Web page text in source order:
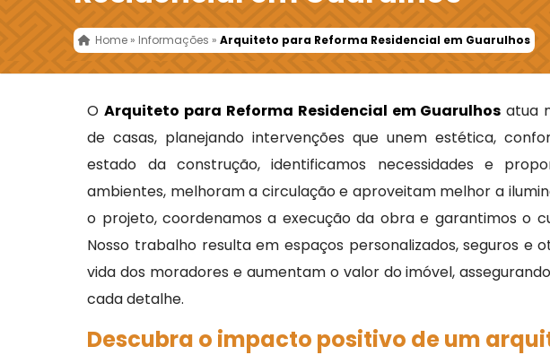
Home » Informações »Arquiteto para Reforma Residencial em Guarulhos
OArquiteto para Reforma Residencial em Guarulhos atua
de casas, planejando intervenções que unem estética,
estado da construção, identificamos necessidades e
ambientes, melhoram a circulação e aproveitam melhor a
o projeto, coordenamos a execução da obra e garantimos o
Nosso trabalho resulta em espaços personalizados, seguros e
vida dos moradores e aumentam o valor do imóvel,
cada detalhe.
Descubra o impacto positivo de um